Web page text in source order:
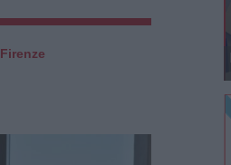
Firenze